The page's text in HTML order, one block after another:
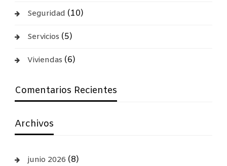
Seguridad (10)
Servicios (5)
Viviendas (6)
Comentarios Recientes
Archivos
junio 2026 (8)